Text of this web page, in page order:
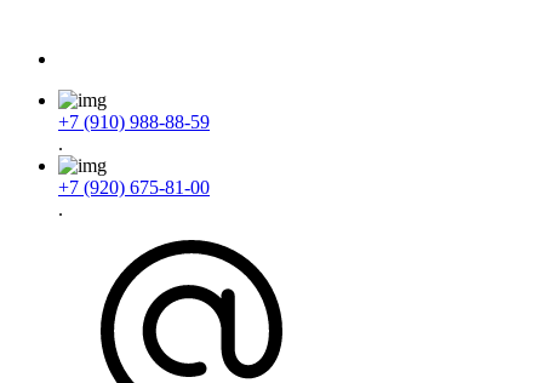
+7 (910) 988-88-59
.
+7 (920) 675-81-00
.